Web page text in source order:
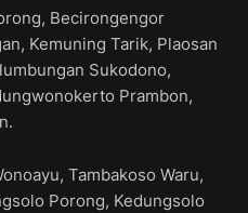
Becirongengor
Kemuning Tarik, Plaosan
Sukodono,
Prambon,
Tambakoso Waru,
Porong, Kedungsolo